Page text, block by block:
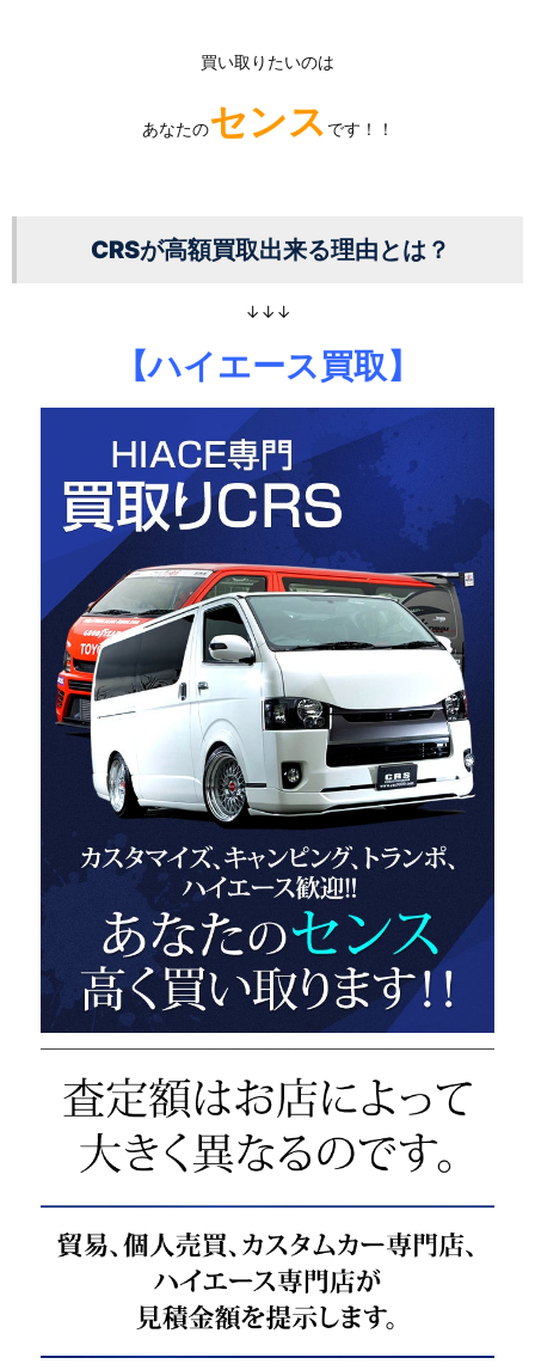
買い取りたいのは
あなたのセンス です！！
CRSが高額買取出来る理由とは？
↓↓↓
【ハイエース買取】